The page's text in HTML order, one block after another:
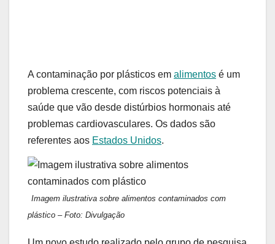
A contaminação por plásticos em alimentos é um
problema crescente, com riscos potenciais à
saúde que vão desde distúrbios hormonais até
problemas cardiovasculares. Os dados são
referentes aos Estados Unidos.
Imagem ilustrativa sobre alimentos contaminados com
plástico – Foto: Divulgação